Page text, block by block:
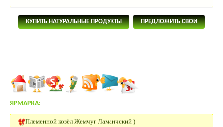
Лошади
Болезни кур
Болезни уток
Болезни индеек
КУПИТЬ НАТУРАЛЬНЫЕ ПРОДУКТЫ ПРЕДЛОЖИТЬ СВОИ
ЯРМАРКА:Продаю поросят венгерской мангалицы
Племенной козёл Жемчуг Ламанчский )